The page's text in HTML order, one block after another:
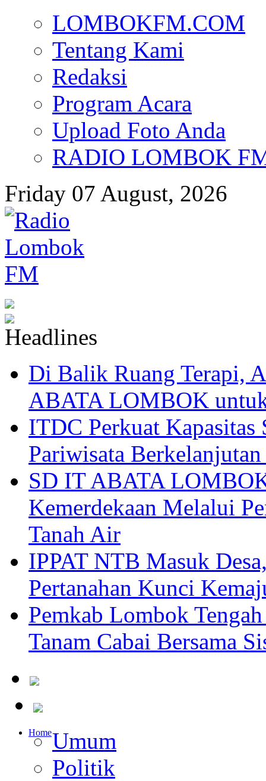
LOMBOKFM.COM
Tentang Kami
Redaksi
Program Acara
Upload Foto Anda
RADIO LOMBOK
Friday 07 August, 2026
Di Balik Ruang Terapi,
ABATA LOMBOK
ITDC Perkuat
Pariwisata
SD IT ABATA
Kemerdekaan Melalui
Tanah Air
IPPAT NTB Masuk
Pertanahan Kunci
Pemkab Lombok
Tanam Cabai Bersama
HomeUmum
Politik